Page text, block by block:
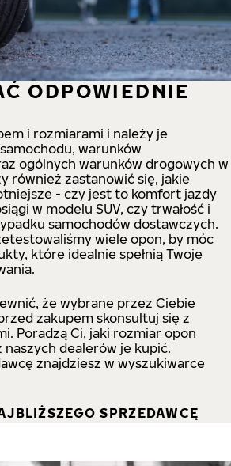
ODPOWIEDNIE
i rozmiarami i należy je
warunków
ogólnych warunków drogowych w
również zastanowić się, jakie
- czy jest to komfort jazdy
w modelu SUV, czy trwałość i
samochodów dostawczych.
wiele opon, by móc
które idealnie spełnią Twoje
że wybrane przez Ciebie
zakupem skonsultuj się z
Poradzą Ci, jaki rozmiar opon
dealerów je kupić.
znajdziesz w wyszukiwarce
SPRZEDAWCĘ